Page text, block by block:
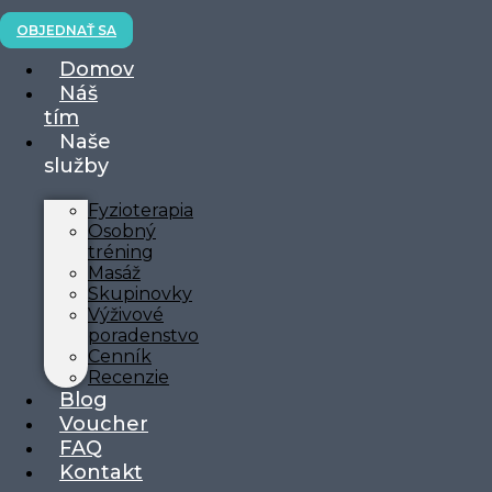
OBJEDNAŤ SA
Domov
Náš
tím
Naše
služby
Fyzioterapia
Osobný
tréning
Masáž
Skupinovky
Výživové
poradenstvo
Cenník
Recenzie
Blog
Voucher
FAQ
Kontakt